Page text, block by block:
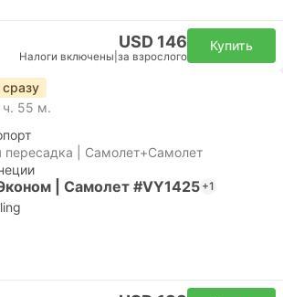
USD 146
Налоги включены за взрослого
Купить
ч. 55 м.
пересадка | Самолет+Самолет
| Самолет #VY1425 +1